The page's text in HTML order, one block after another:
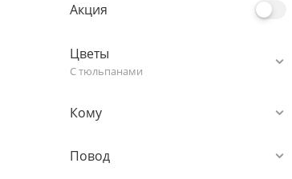
Акция
Цветы
С тюльпанами
Кому
Повод